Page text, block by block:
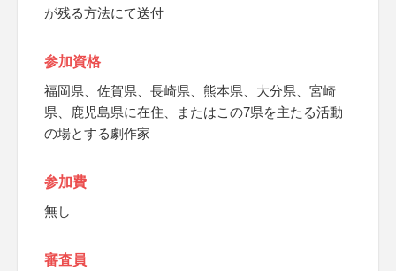
が残る方法にて送付
参加資格
福岡県、佐賀県、長崎県、熊本県、大分県、宮崎
県、鹿児島県に在住、またはこの7県を主たる活動
の場とする劇作家
参加費
無し
審査員